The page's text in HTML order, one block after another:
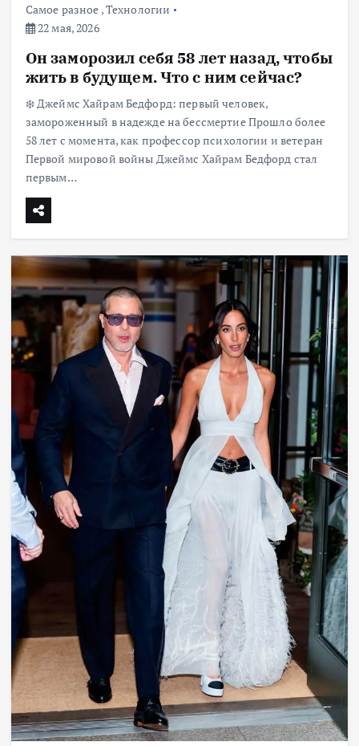
Самое разное ,Технологии
22 мая, 2026
Он заморозил себя 58 лет назад, чтобы
жить в будущем. Что с ним сейчас?
❄️ Джеймс Хайрам Бедфорд: первый человек,
замороженный в надежде на бессмертие Прошло более
58 лет с момента, как профессор психологии и ветеран
Первой мировой войны Джеймс Хайрам Бедфорд стал
первым…